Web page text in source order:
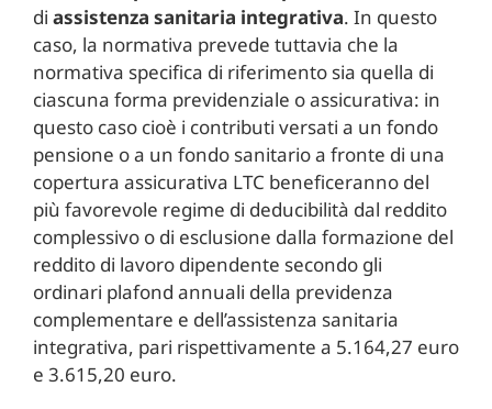
di assistenza sanitaria integrativa. In questo
caso, la normativa prevede tuttavia che la
normativa specifica di riferimento sia quella di
ciascuna forma previdenziale o assicurativa: in
questo caso cioè i contributi versati a un fondo
pensione o a un fondo sanitario a fronte di una
copertura assicurativa LTC beneficeranno del
più favorevole regime di deducibilità dal reddito
complessivo o di esclusione dalla formazione del
reddito di lavoro dipendente secondo gli
ordinari plafond annuali della previdenza
complementare e dell’assistenza sanitaria
integrativa, pari rispettivamente a 5.164,27 euro
e 3.615,20 euro.